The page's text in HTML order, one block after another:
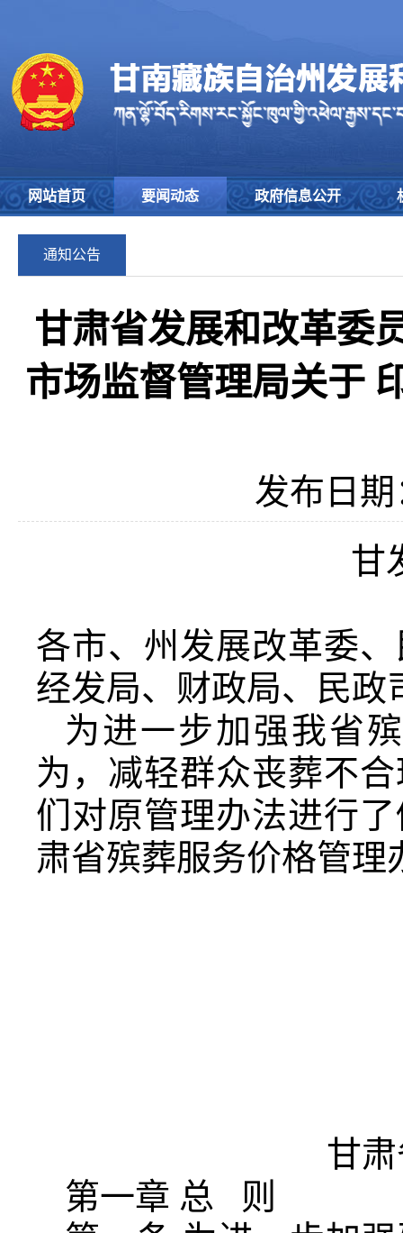
网站首页 要闻动态 政府信息公开
通知公告
甘肃省发展和改革委
市场监督管理局关于
发布日
甘
各市、州发展改革委
经发局、财政局、民政
为进一步加强我省
为，减轻群众丧葬不
们对原管理办法进行
肃省殡葬服务价格管
甘
第一章 总 则